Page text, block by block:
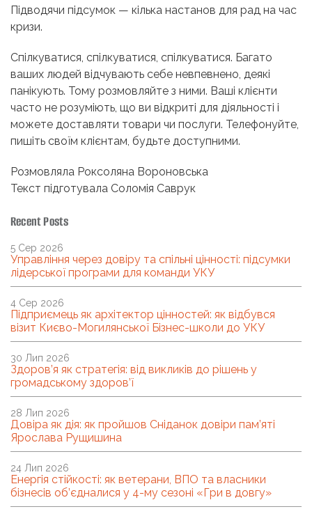
Підводячи підсумок — кілька настанов для рад на час
кризи.
Спілкуватися, спілкуватися, спілкуватися. Багато
ваших людей відчувають себе невпевнено, деякі
панікують. Тому розмовляйте з ними. Ваші клієнти
часто не розуміють, що ви відкриті для діяльності і
можете доставляти товари чи послуги. Телефонуйте,
пишіть своїм клієнтам, будьте доступними.
Розмовляла Роксоляна Вороновська
Текст підготувала Соломія Саврук
Recent Posts
Управління через довіру та спільні цінності: підсумки
лідерської програми для команди УКУ
5 Сер 2026
Підприємець як архітектор цінностей: як відбувся
візит Києво-Могилянської Бізнес-школи до УКУ
4 Сер 2026
Здоров’я як стратегія: від викликів до рішень у
громадському здоров’ї
30 Лип 2026
Довіра як дія: як пройшов Сніданок довіри пам’яті
Ярослава Рущишина
28 Лип 2026
Енергія стійкості: як ветерани, ВПО та власники
бізнесів об’єдналися у 4-му сезоні «Гри в довгу»
24 Лип 2026